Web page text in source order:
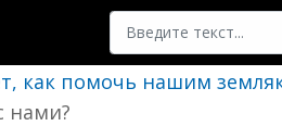
Поиск
как помочь нашим
нами?